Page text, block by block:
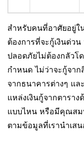
สำหรับคนที่อาศัยอยู่ใ
ต้องการที่จะกู้เงินด่ว
ปลอดภัยไม่ต้องกลัวโ
กำหนด ไม่ว่าจะกู้จา
จากธนาคารต่างๆ แ
แหล่งเงินกู้จากตาราง
แบบไหน หรือมีคุณสม
ตามข้อมูลที่เรานำเสน